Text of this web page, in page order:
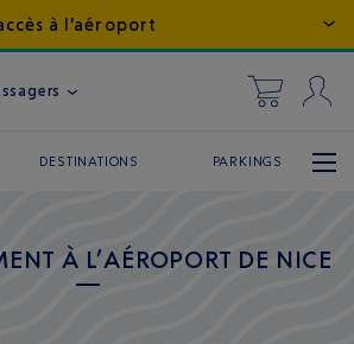
à l'aéroport
DESTINATIONS PARKINGS
À L’AÉROPORT DE NICE